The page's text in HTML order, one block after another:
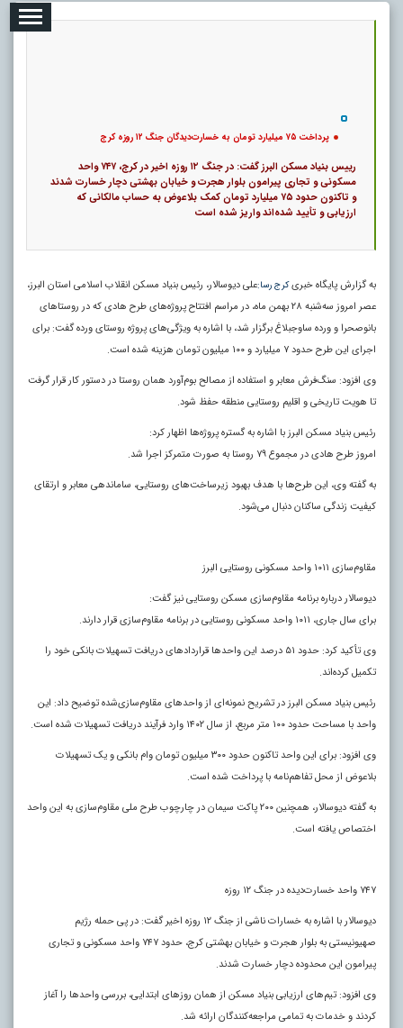
پرداخت ۷۵ میلیارد تومان به خسارت‌دیدگان جنگ ۱۲ روزه کرج
رییس بنیاد مسکن البرز گفت: در جنگ ۱۲ روزه اخیر در کرج، ۷۴۷ واحد
مسکونی و تجاری پیرامون بلوار هجرت و خیابان بهشتی دچار خسارت شدند
و تاکنون حدود ۷۵ میلیارد تومان کمک بلاعوض به حساب مالکانی که
ارزیابی و تأیید شده‌اند واریز شده است
به گزارش پایگاه خبریکرج رسا:علی دیوسالار، رئیس بنیاد مسکن انقلاب اسلامی استان البرز،
عصر امروز سه‌شنبه ۲۸ بهمن ماه، در مراسم افتتاح پروژه‌های طرح هادی که در روستاهای
بانوصحرا و ورده ساوجبلاغ برگزار شد، با اشاره به ویژگی‌های پروژه روستای ورده گفت: برای
اجرای این طرح حدود ۷ میلیارد و ۱۰۰ میلیون تومان هزینه شده است.
وی افزود: سنگ‌فرش معابر و استفاده از مصالح بوم‌آورد همان روستا در دستور کار قرار گرفت
تا هویت تاریخی و اقلیم روستایی منطقه حفظ شود.
رئیس بنیاد مسکن البرز با اشاره به گستره پروژه‌ها اظهار کرد:
امروز طرح هادی در مجموع ۷۹ روستا به صورت متمرکز اجرا شد.
به گفته وی، این طرح‌ها با هدف بهبود زیرساخت‌های روستایی، ساماندهی معابر و ارتقای
کیفیت زندگی ساکنان دنبال می‌شود.
مقاوم‌سازی ۱۰۱۱ واحد مسکونی روستایی البرز
دیوسالار درباره برنامه مقاوم‌سازی مسکن روستایی نیز گفت:
برای سال جاری، ۱۰۱۱ واحد مسکونی روستایی در برنامه مقاوم‌سازی قرار دارند.
وی تأکید کرد: حدود ۵۱ درصد این واحدها قراردادهای دریافت تسهیلات بانکی خود را
تکمیل کرده‌اند.
رئیس بنیاد مسکن البرز در تشریح نمونه‌ای از واحدهای مقاوم‌سازی‌شده توضیح داد: این
واحد با مساحت حدود ۱۰۰ متر مربع، از سال ۱۴۰۲ وارد فرآیند دریافت تسهیلات شده است.
وی افزود: برای این واحد تاکنون حدود ۳۰۰ میلیون تومان وام بانکی و یک تسهیلات
بلاعوض از محل تفاهم‌نامه با پرداخت شده است.
به گفته دیوسالار، همچنین ۲۰۰ پاکت سیمان در چارچوب طرح ملی مقاوم‌سازی به این واحد
اختصاص یافته است.
۷۴۷ واحد خسارت‌دیده در جنگ ۱۲ روزه
دیوسالار با اشاره به خسارات ناشی از جنگ ۱۲ روزه اخیر گفت: در پی حمله رژیم
صهیونیستی به بلوار هجرت و خیابان بهشتی کرج، حدود ۷۴۷ واحد مسکونی و تجاری
پیرامون این محدوده دچار خسارت شدند.
وی افزود: تیم‌های ارزیابی بنیاد مسکن از همان روزهای ابتدایی، بررسی واحدها را آغاز
کردند و خدمات به تمامی مراجعه‌کنندگان ارائه شد.